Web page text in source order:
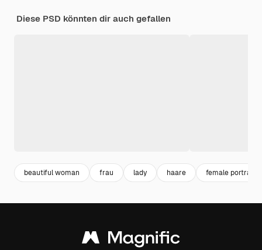
Diese PSD könnten dir auch gefallen
beautiful woman frau lady haare female portrait